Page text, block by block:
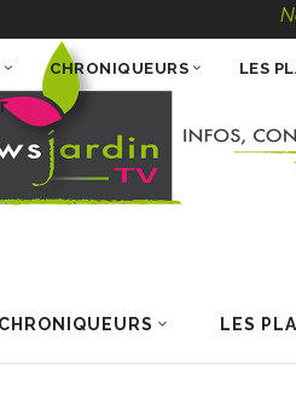
CHRONIQUEURS LES
CHRONIQUEURS LES